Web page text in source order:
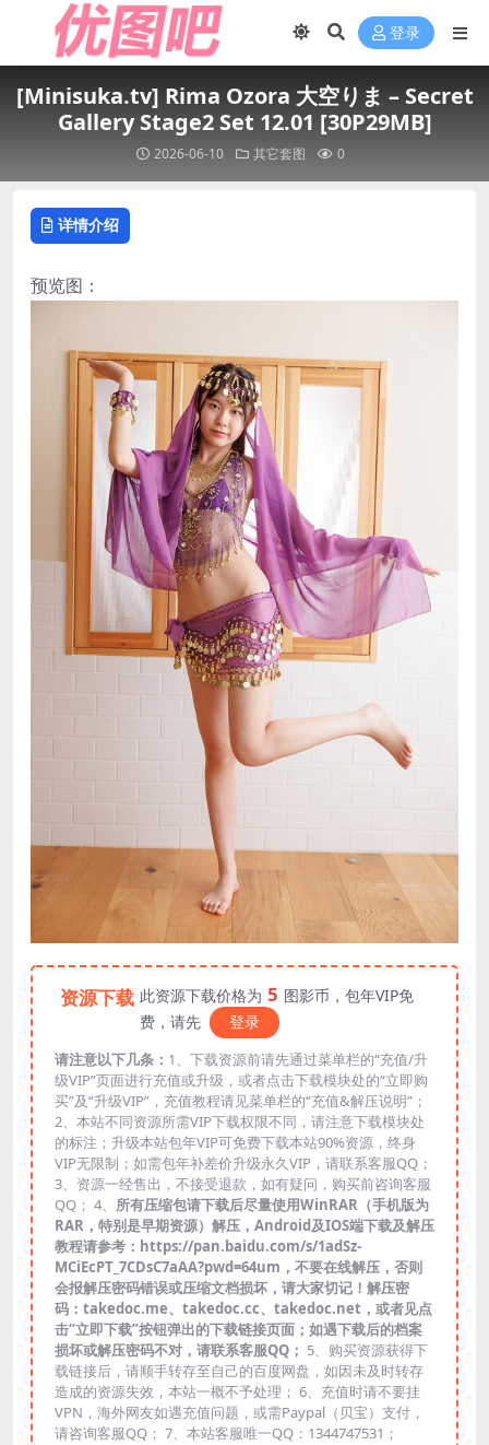
登录
[Minisuka.tv] Rima Ozora 大空りま – Secret
Gallery Stage2 Set 12.01 [30P29MB]
2026-06-10 其它套图 0
详情介绍
预览图：
资源下载 此资源下载价格为 5 图影币，包年VIP免
费，请先
登录
请注意以下几条： 1、下载资源前请先通过菜单栏的“充值/升
级VIP”页面进行充值或升级，或者点击下载模块处的“立即购
买”及“升级VIP”，充值教程请见菜单栏的“充值&解压说明”；
2、本站不同资源所需VIP下载权限不同，请注意下载模块处
的标注；升级本站包年VIP可免费下载本站90%资源，终身
VIP无限制；如需包年补差价升级永久VIP，请联系客服QQ；
3、资源一经售出，不接受退款，如有疑问，购买前咨询客服
QQ； 4、 所有压缩包请下载后尽量使用WinRAR（手机版为
RAR，特别是早期资源）解压，Android及IOS端下载及解压
教程请参考：https://pan.baidu.com/s/1adSz-
MCiEcPT_7CDsC7aAA?pwd=64um，不要在线解压，否则
会报解压密码错误或压缩文档损坏，请大家切记！解压密
码：takedoc.me、takedoc.cc、takedoc.net，或者见点
击“立即下载”按钮弹出的下载链接页面；如遇下载后的档案
损坏或解压密码不对，请联系客服QQ； 5、购买资源获得下
载链接后，请顺手转存至自己的百度网盘，如因未及时转存
造成的资源失效，本站一概不予处理； 6、充值时请不要挂
VPN，海外网友如遇充值问题，或需Paypal（贝宝）支付，
请咨询客服QQ； 7、本站客服唯一QQ：1344747531；